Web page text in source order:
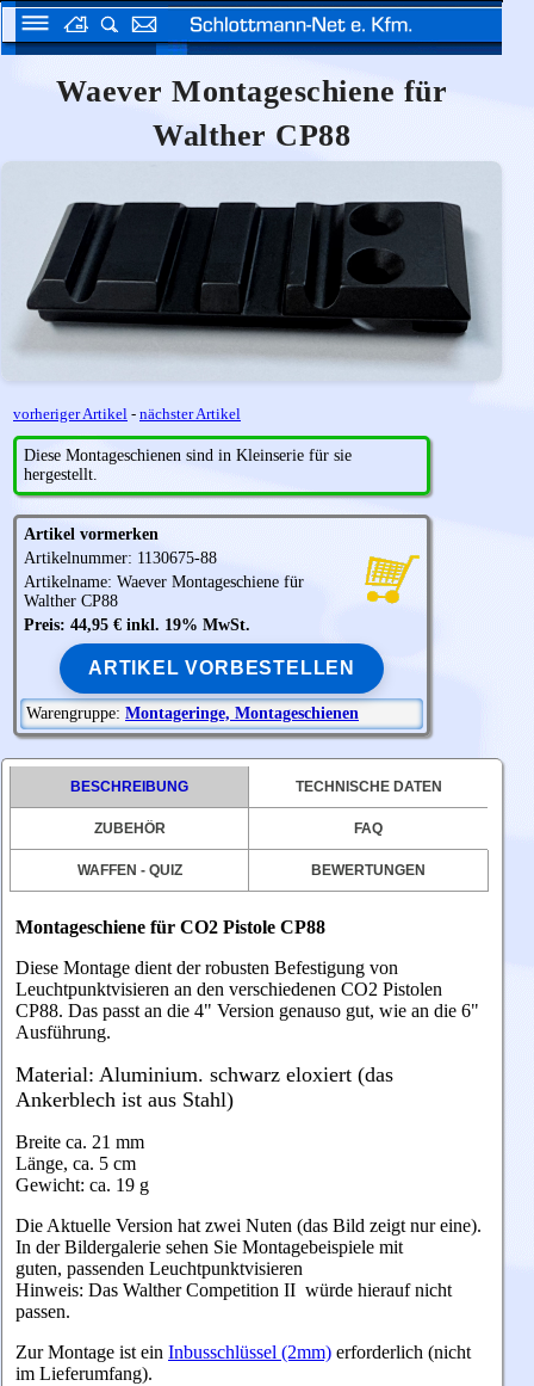
Waever Montageschiene für
Walther CP88
vorheriger Artikel - nächster Artikel
Diese Montageschienen sind in Kleinserie für sie
hergestellt.
Artikel vormerken
Artikelnummer: 1130675-88
Artikelname: Waever Montageschiene für
Walther CP88
Preis: 44,95 € inkl. 19% MwSt.
ARTIKEL VORBESTELLEN
Warengruppe: Montageringe, Montageschienen
BESCHREIBUNG TECHNISCHE DATEN
ZUBEHÖR FAQ
WAFFEN - QUIZ BEWERTUNGEN
Montageschiene für CO2 Pistole CP88
Diese Montage dient der robusten Befestigung von
Leuchtpunktvisieren an den verschiedenen CO2 Pistolen
CP88. Das passt an die 4" Version genauso gut, wie an die 6"
Ausführung.
Material: Aluminium. schwarz eloxiert (das
Ankerblech ist aus Stahl)
Breite ca. 21 mm
Länge, ca. 5 cm
Gewicht: ca. 19 g
Die Aktuelle Version hat zwei Nuten (das Bild zeigt nur eine).
In der Bildergalerie sehen Sie Montagebeispiele mit
guten, passenden Leuchtpunktvisieren
Hinweis: Das Walther Competition II würde hierauf nicht
passen.
Zur Montage ist ein Inbusschlüssel (2mm) erforderlich (nicht
im Lieferumfang).